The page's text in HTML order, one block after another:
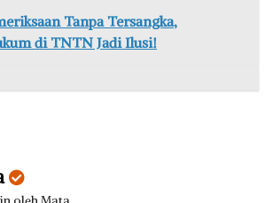
Tanpa Tersangka,
di TNTN Jadi Ilusi!